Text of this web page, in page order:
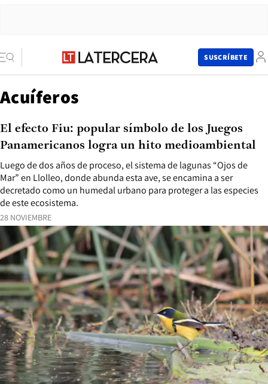
SUSCRÍBETE
Acuíferos
28 NOVIEMBRE
Luego de dos años de proceso, el sistema de lagunas “Ojos de
Mar” en Llolleo, donde abunda esta ave, se encamina a ser
decretado como un humedal urbano para proteger a las especies
de este ecosistema.
El efecto Fiu: popular símbolo de los Juegos
Panamericanos logra un hito medioambiental